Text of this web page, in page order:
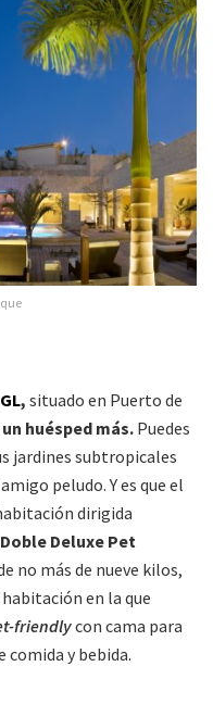
, situado en Puerto de
huésped más. Puedes
jardines subtropicales
peludo. Y es que el
dirigida
Doble Deluxe Pet
no más de nueve kilos,
en la que
friendlycon cama para
comida y bebida.